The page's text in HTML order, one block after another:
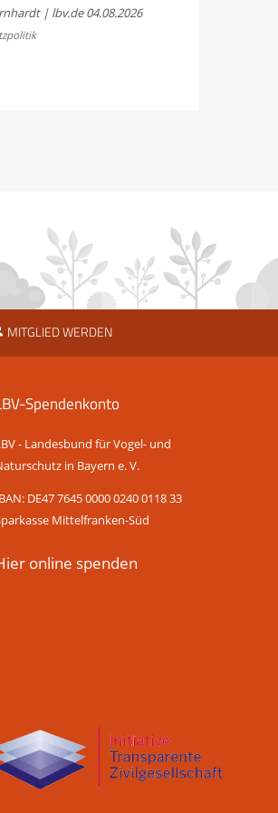
und
Fellhornbahn
| lbv.de04.08.2026
MITGLIED WERDEN
Spendenkonto
- Landesbund für Vogel- und
in Bayern e. V.
DE47 7645 0000 0240 0118 33
Mittelfranken-Süd
online spenden